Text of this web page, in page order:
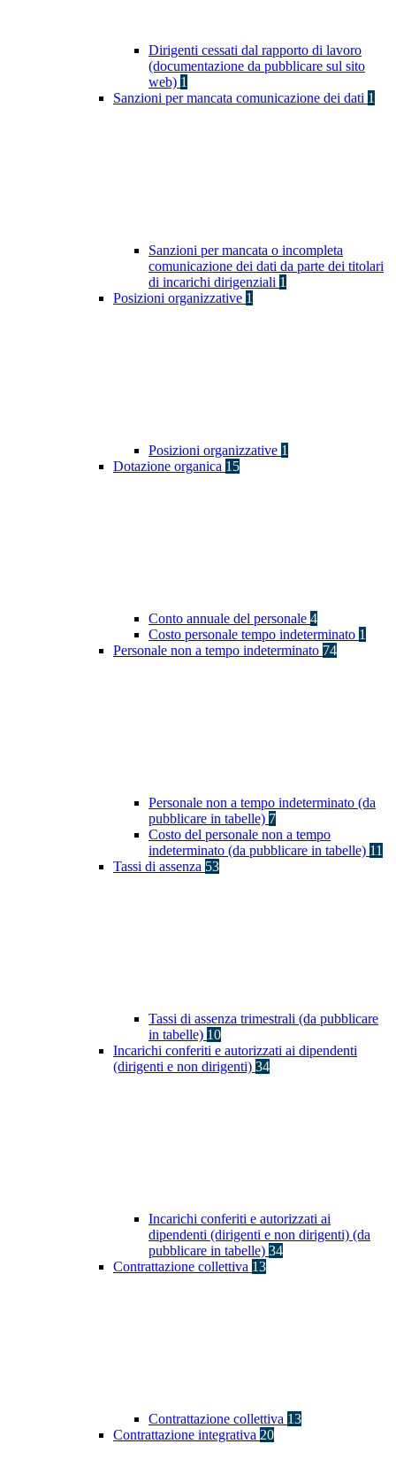
Dirigenti cessati dal rapporto di lavoro
(documentazione da pubblicare sul sito
web) 1
Sanzioni per mancata comunicazione dei dati 1
Sanzioni per mancata o incompleta
comunicazione dei dati da parte dei titolari
di incarichi dirigenziali 1
Posizioni organizzative 1
Posizioni organizzative 1
Dotazione organica 15
Conto annuale del personale 4
Costo personale tempo indeterminato 1
Personale non a tempo indeterminato 74
Personale non a tempo indeterminato (da
pubblicare in tabelle) 7
Costo del personale non a tempo
indeterminato (da pubblicare in tabelle) 11
Tassi di assenza 53
Tassi di assenza trimestrali (da pubblicare
in tabelle) 10
Incarichi conferiti e autorizzati ai dipendenti
(dirigenti e non dirigenti) 34
Incarichi conferiti e autorizzati ai
dipendenti (dirigenti e non dirigenti) (da
pubblicare in tabelle) 34
Contrattazione collettiva 13
Contrattazione collettiva 13
Contrattazione integrativa 20